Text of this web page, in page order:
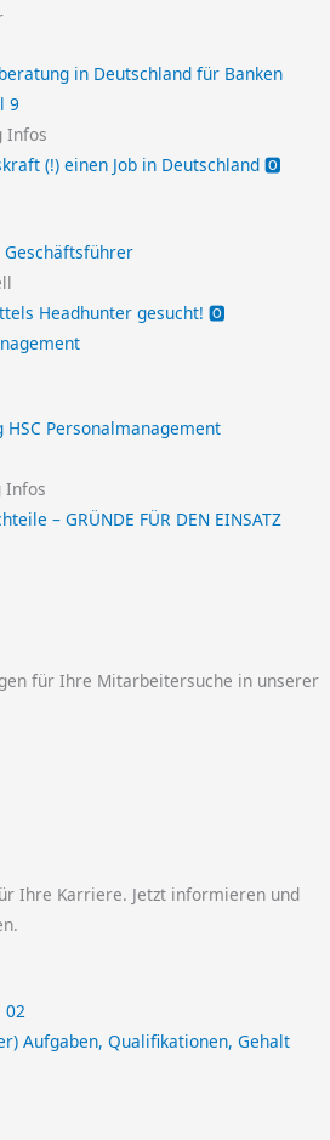
Infos
(!) einen Job in Deutschland 🅾️
Headhunter gesucht! 🅾️
Infos
– GRÜNDE FÜR DEN EINSATZ
für Ihre Mitarbeitersuche in unserer
Ihre Karriere. Jetzt informieren und
Aufgaben, Qualifikationen, Gehalt